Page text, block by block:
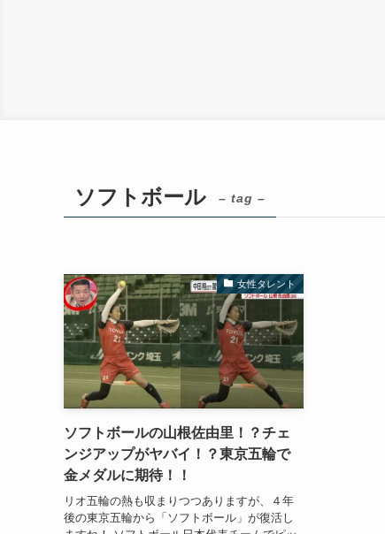
ソフトボール – tag –
女性タレント
ソフトボールの山根佐由里！？チェ
ンジアップがヤバイ！？東京五輪で
金メダルに期待！！
リオ五輪の熱も収まりつつありますが、４年
後の東京五輪から「ソフトボール」が復活し